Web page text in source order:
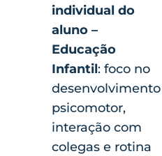
individual do
aluno –
Educação
Infantil: foco no
desenvolvimento
psicomotor,
interação com
colegas e rotina